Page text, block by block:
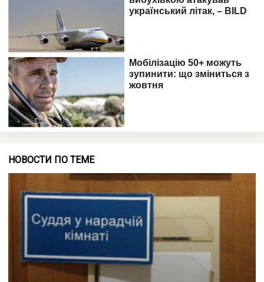
НОВОСТИ ПО ТЕМЕ